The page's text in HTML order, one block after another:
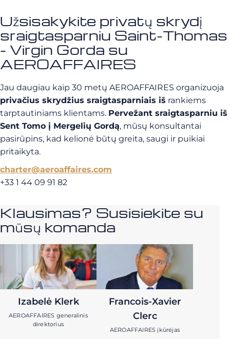
Užsisakykite privatų skrydį
sraigtasparniu Saint-Thomas
- Virgin Gorda su
AEROAFFAIRES
Jau daugiau kaip 30 metų AEROAFFAIRES organizuoja
privačius skrydžius sraigtasparniais iš rankiems
tarptautiniams klientams. Pervežant sraigtasparniu iš
Sent Tomo į Mergelių Gordą, mūsų konsultantai
pasirūpins, kad kelionė būtų greita, saugi ir puikiai
pritaikyta.
charter@aeroaffaires.com
+33 1 44 09 91 82
Klausimas? Susisiekite su
mūsų komanda
Izabelė Klerk
AEROAFFAIRES generalinis
direktorius
Francois-Xavier
Clerc
AEROAFFAIRES įkūrėjas